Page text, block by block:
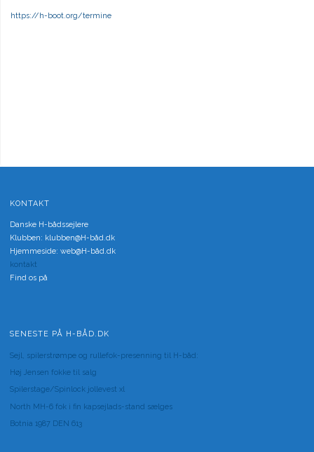
https://h-boot.org/termine
KONTAKT
Danske H-bådssejlere
Klubben: klubben@H-båd.dk
Hjemmeside: web@H-båd.dk
kontakt
Find os på
SENESTE PÅ H-BÅD.DK
Sejl, spilerstrømpe og rullefok-presenning til H-båd:
Høj Jensen fokke til salg
Spilerstage/Spinlock jollevest xl
North MH-6 fok i fin kapsejlads-stand sælges
Botnia 1987 DEN 613